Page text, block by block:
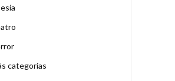
categorias